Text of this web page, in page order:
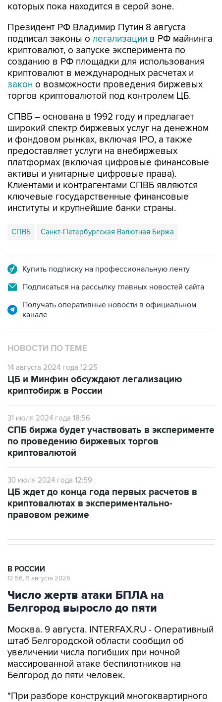
Президент РФ Владимир Путин 8 августа
криптовалют, о запуске эксперимента по
созданию в РФ площадки для использования
криптовалют в международных расчетах и
законо возможности проведения биржевых
торгов криптовалютой под контролем ЦБ.
СПВБ – основана в 1992 году и предлагает
и фондовом рынках, включая IPO, а также
предоставляет услуги на внебиржевых
платформах (включая цифровые финансовые
активы и унитарные цифровые права).
Клиентами и контрагентами СПВБ являются
ключевые государственные финансовые
институты и крупнейшие банки страны.
СПВБ Санкт-Петербургская Валютная Биржа
Подписаться на рассылку главных новостей сайта
Получать оперативные новости в официальном
НОВОСТИ ПО ТЕМЕ
14 августа 2024 года 12:25
криптобирж в России
31 июля 2024 года 18:56
по проведению биржевых торгов
криптовалютой
30 июля 2024 года 12:59
криптовалютах в экспериментально-
правовом режиме
Число жертв атаки БПЛА на
Белгород выросло до пяти
Москва. 9 августа. INTERFAX.RU - Оперативный
увеличении числа погибших при ночной
массированной атаке беспилотников на
Белгород до пяти человек.
"При разборе конструкций многоквартирного
тело погибшего мужчины. Еще один мужчина,